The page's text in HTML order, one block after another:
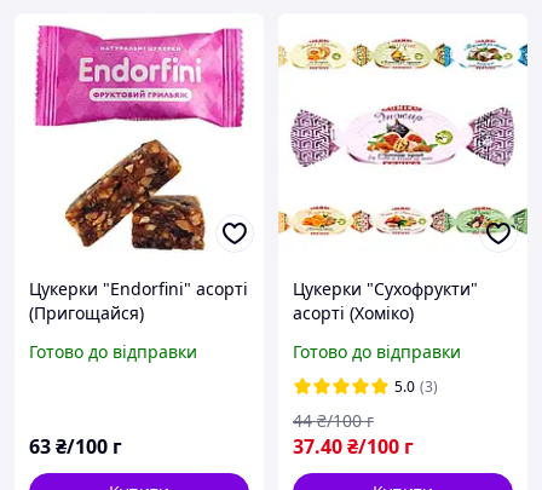
Цукерки "Endorfini" асорті
(Пригощайся)
Готово до відправки
63₴/100 г
Цукерки "Сухофрукти"
асорті (Хоміко)
Готово до відправки
5.0 (3)
37.40₴/100 г
44 ₴/100 г